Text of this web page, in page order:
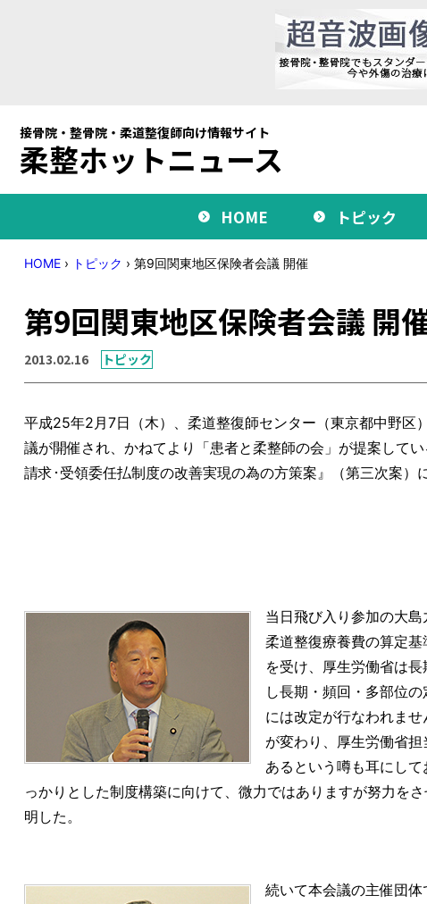
接骨院・整骨院・柔道整復師向け情報サイト
柔整ホットニュース
HOME トピック
HOME › トピック › 第9回関東地区保険者会議 開催
第9回関東地区保険者会議 開
2013.02.16 トピック
平成25年2月7日（木）、柔道整復師センター（東京都中野区
議が開催され、かねてより「患者と柔整師の会」が提案して
請求･受領委任払制度の改善実現の為の方策案』（第三次案）
当日飛び入り参加の大
柔道整復療養費の算定
を受け、厚生労働省は
し長期・頻回・多部位
には改定が行なわれま
が変わり、厚生労働省
あるという噂も耳にし
っかりとした制度構築に向けて、微力ではありますが努力を
明した。
続いて本会議の主催団